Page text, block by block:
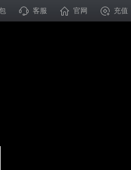
充值
官网
客服